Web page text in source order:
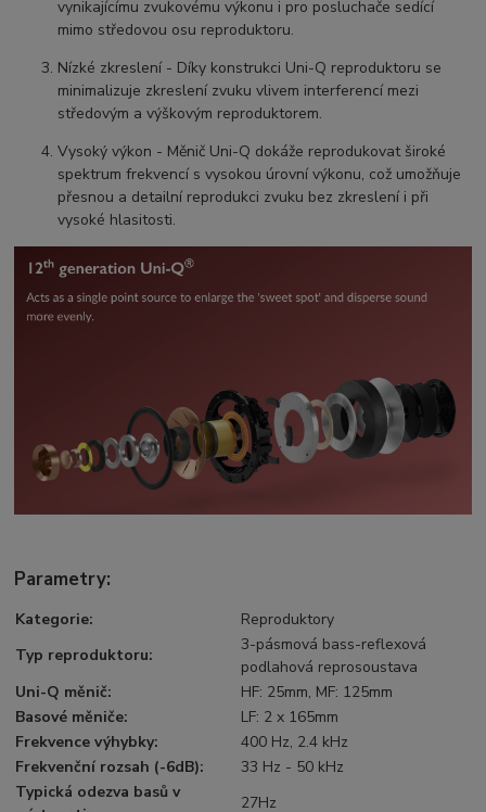
vynikajícímu zvukovému výkonu i pro posluchače sedící
mimo středovou osu reproduktoru.
Nízké zkreslení - Díky konstrukci Uni-Q reproduktoru se
minimalizuje zkreslení zvuku vlivem interferencí mezi
středovým a výškovým reproduktorem.
Vysoký výkon - Měnič Uni-Q dokáže reprodukovat široké
spektrum frekvencí s vysokou úrovní výkonu, což umožňuje
přesnou a detailní reprodukci zvuku bez zkreslení i při
vysoké hlasitosti.
Parametry:
Kategorie:
Reproduktory
Typ reproduktoru:
3-pásmová bass-reflexová
podlahová reprosoustava
Uni-Q měnič:
HF: 25mm, MF: 125mm
Basové měniče:
LF: 2 x 165mm
Frekvence výhybky:
400 Hz, 2.4 kHz
Frekvenční rozsah (-6dB):
33 Hz - 50 kHz
Typická odezva basů v
27Hz